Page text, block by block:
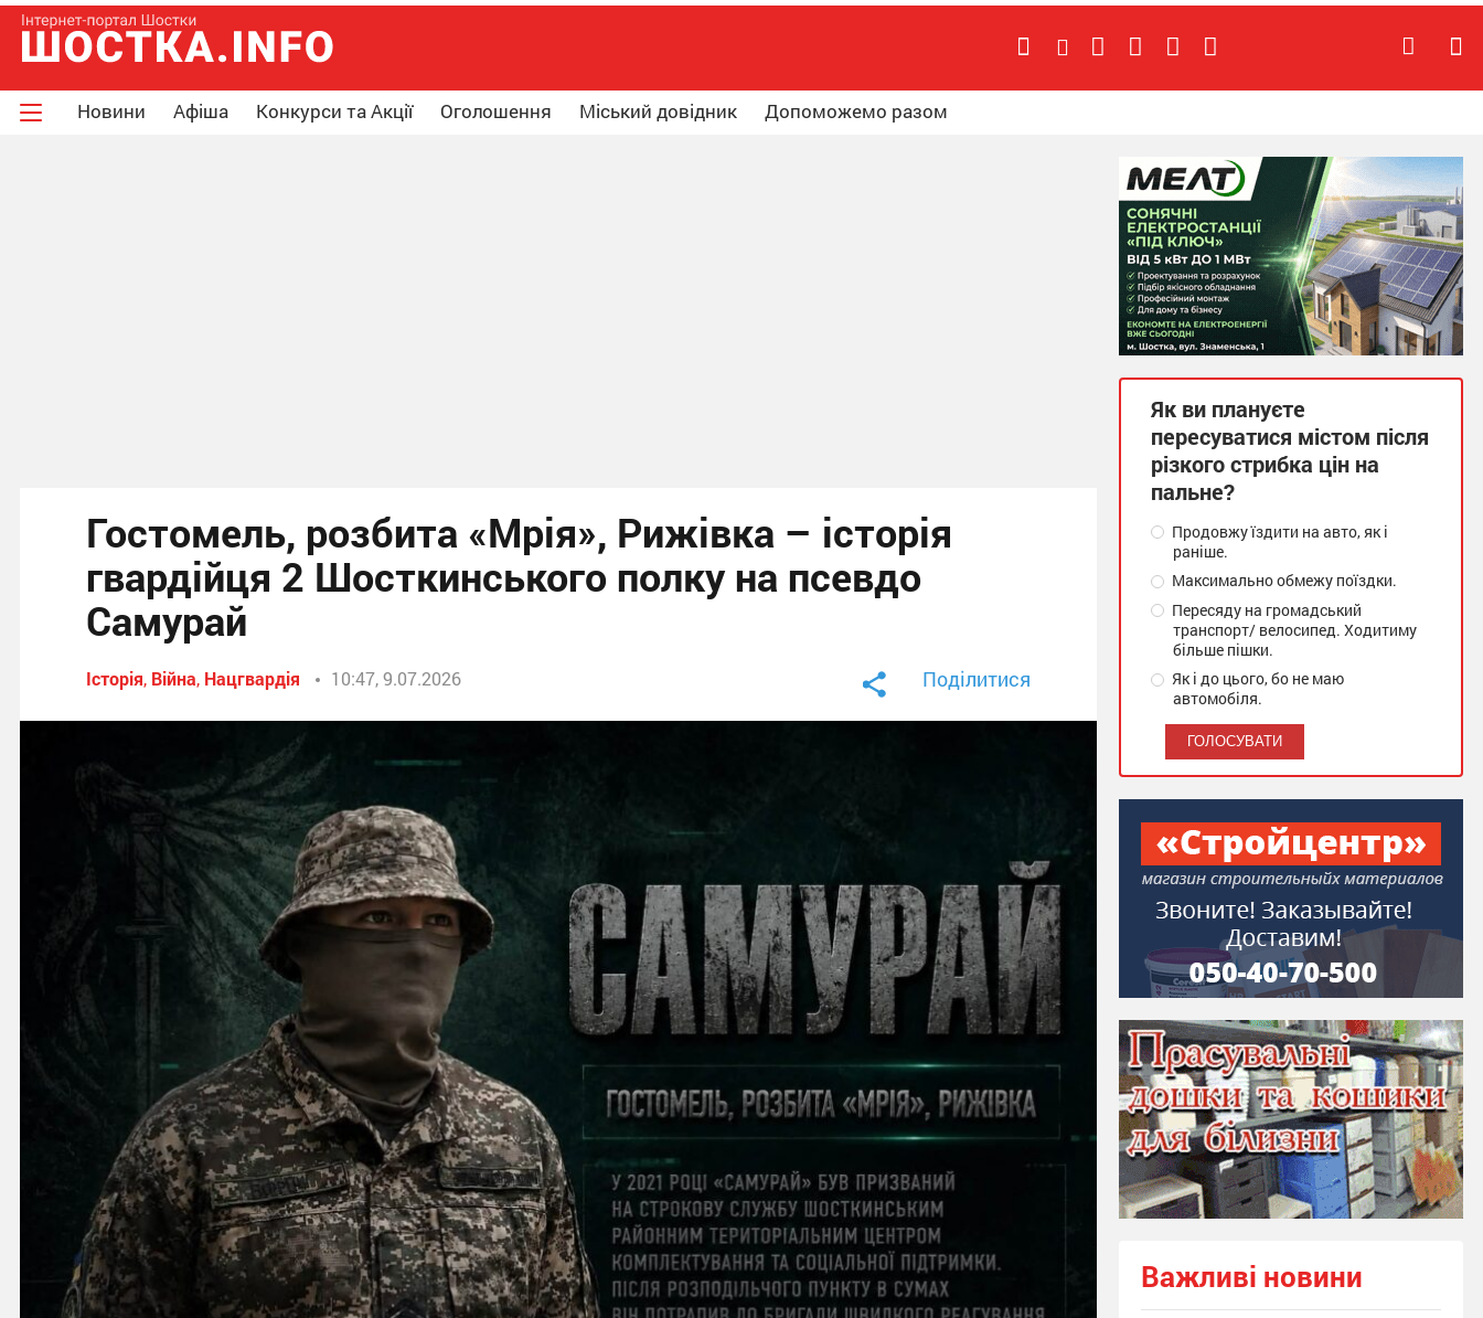
Новини Афіша Конкурси та Акції Оголошення Міський довідник Допоможемо разом
Гостомель, розбита «Мрія», Рижівка – історія
гвардійця 2 Шосткинського полку на псевдо
Самурай
Історія, Війна, Нацгвардія 10:47, 9.07.2026 Поділитися
Як ви плануєте
пересуватися містом після
різкого стрибка цін на
пальне?
Продовжу їздити на авто, як і
раніше.
Максимально обмежу поїздки.
Пересяду на громадський
транспорт/ велосипед. Ходитиму
більше пішки.
Як і до цього, бо не маю
автомобіля.
Важливі новини